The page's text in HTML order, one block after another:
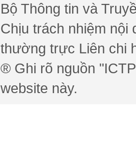
Bộ Thông tin và
Chịu trách nhiệm nội
thường trực Liên chi
® Ghi rõ nguồn
website này.